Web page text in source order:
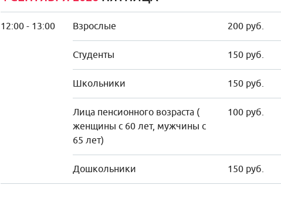
12:00 - 13:00 Взрослые 200 руб.
Студенты 150 руб.
Школьники 150 руб.
Лица пенсионного возраста (
женщины с 60 лет, мужчины с
65 лет)
100 руб.
Дошкольники 150 руб.